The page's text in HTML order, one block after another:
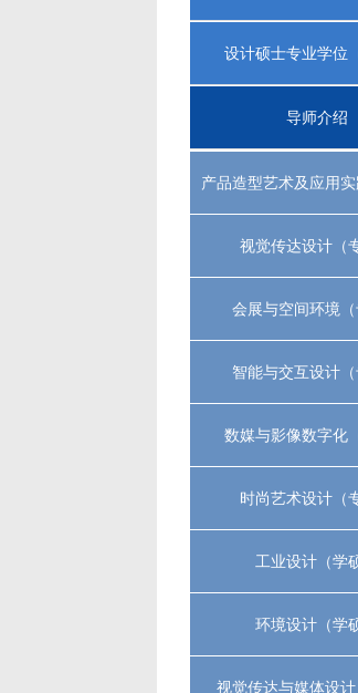
设计硕士专业学位
导师介绍
产品造型艺术及应用实
视觉传达设计（
会展与空间环境（
智能与交互设计（
数媒与影像数字化
时尚艺术设计（
工业设计（学
环境设计（学
视觉传达与媒体设计